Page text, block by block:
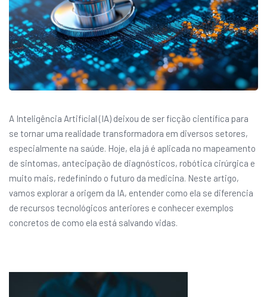
A Inteligência Artificial (IA) deixou de ser ficção científica para
se tornar uma realidade transformadora em diversos setores,
especialmente na saúde. Hoje, ela já é aplicada no mapeamento
de sintomas, antecipação de diagnósticos, robótica cirúrgica e
muito mais, redefinindo o futuro da medicina. Neste artigo,
vamos explorar a origem da IA, entender como ela se diferencia
de recursos tecnológicos anteriores e conhecer exemplos
concretos de como ela está salvando vidas.